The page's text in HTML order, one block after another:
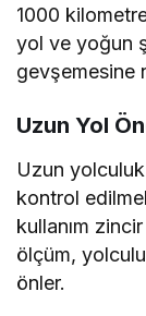
1000
yol ve yoğun
gevşemesine
Uzun Yol
Uzun
kontrol
kullanım
ölçüm,
önler.